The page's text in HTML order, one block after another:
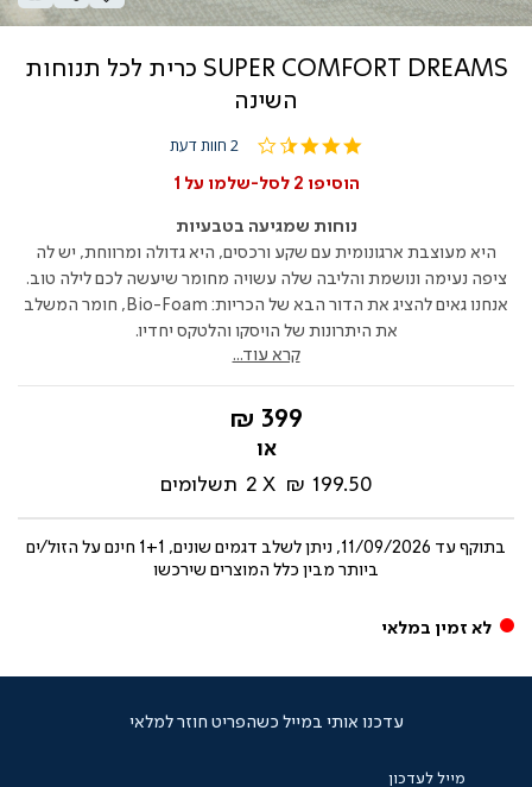
SUPER COMFORT DREAMS כרית לכל תנוחות
השינה
3.5
rating
2 חוות דעת
הוסיפו 2 לסל-שלמו על 1
נוחות שמגיעה בטבעיות
היא מעוצבת ארגונומית עם שקע ורכסים, היא גדולה ומרווחת, יש לה
ציפה נעימה ונושמת והליבה שלה עשויה מחומר שיעשה לכם לילה טוב.
אנחנו גאים להציג את הדור הבא של הכריות: Bio-Foam, חומר המשלב
את היתרונות של הויסקו והלטקס יחדיו.
קרא עוד...
החל
מ-
399 ₪
199.50 ₪
2 תשלומים
בתוקף עד
11/09/2026, ניתן לשלב דגמים שונים, 1+1 חינם על הזול/ים
ביותר מבין כלל המוצרים שירכשו
לא זמין במלאי
עדכנו אותי במייל כשהפריט חוזר למלאי
מייל לעדכון